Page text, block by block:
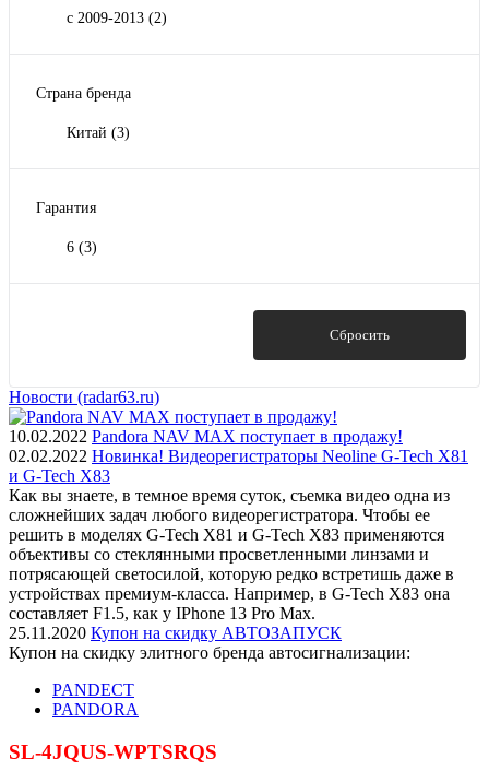
с 2009-2013 (2)
Страна бренда
Китай (3)
Гарантия
6 (3)
Сбросить
Новости (radar63.ru)
10.02.2022 Pandora NAV MAX поступает в продажу!
02.02.2022 Новинка! Видеорегистраторы Neoline G-Tech X81
и G-Tech X83
Как вы знаете, в темное время суток, съемка видео одна из
сложнейших задач любого видеорегистратора. Чтобы ее
решить в моделях G-Tech X81 и G-Tech X83 применяются
объективы со стеклянными просветленными линзами и
потрясающей светосилой, которую редко встретишь даже в
устройствах премиум-класса. Например, в G-Tech X83 она
составляет F1.5, как у IPhone 13 Pro Max.
25.11.2020 Купон на скидку АВТОЗАПУСК
Купон на скидку элитного бренда автосигнализации:
PANDECT
PANDORA
SL-4JQUS-WPTSRQS